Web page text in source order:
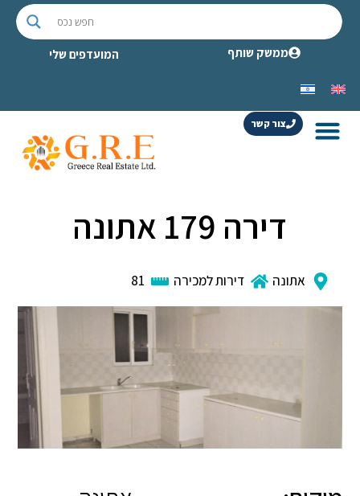
ממשק שותף המועדפים שלי
צור קשר
דירה 179 אתונה
אתונה דירות למכירה 81